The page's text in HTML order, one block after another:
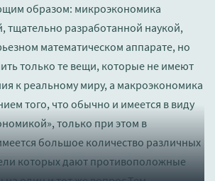
образом: микроэкономика
тщательно разработанной наукой,
математическом аппарате, но
только те вещи, которые не имеют
к реальному миру, а макроэкономика
того, что обычно и имеется в виду
только при этом в
большое количество различных
которых дают противоположные